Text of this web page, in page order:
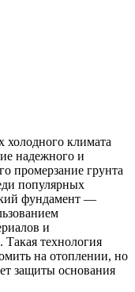
холодного климата
надежного и
промерзание грунта
популярных
фундамент —
и
технология
на отоплении, но
защиты основания